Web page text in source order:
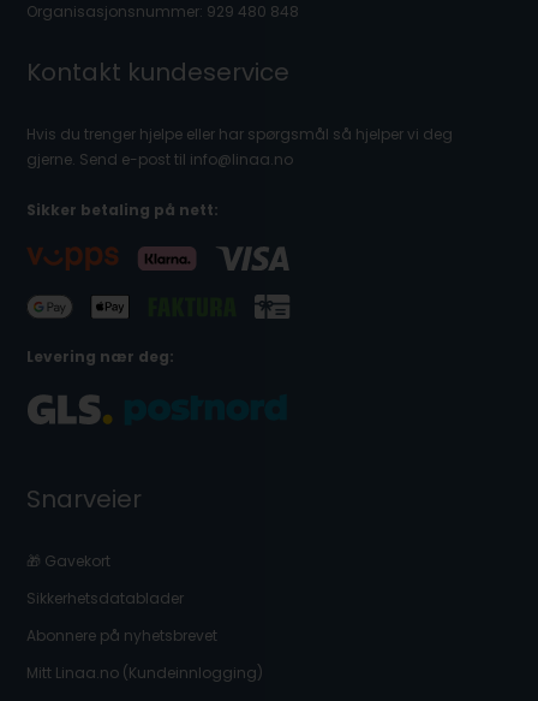
Organisasjonsnummer: 929 480 848
Kontakt kundeservice
Hvis du trenger hjelpe eller har spørgsmål så hjelper vi deg
gjerne. Send e-post til info@linaa.no
Sikker betaling på nett:
Levering nær deg:
Snarveier
🎁 Gavekort
Sikkerhetsdatablader
Abonnere på nyhetsbrevet
Mitt Linaa.no (Kundeinnlogging)